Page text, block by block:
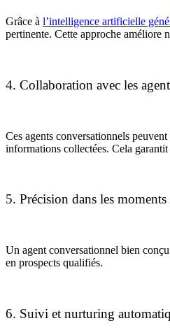
Grâce à l’intelligence artificielle
pertinente. Cette approche améliore
4. Collaboration avec les
Ces agents conversationnels
informations collectées. Cela
5. Précision dans les
Un agent conversationnel bien
en prospects qualifiés.
6. Suivi et nurturing